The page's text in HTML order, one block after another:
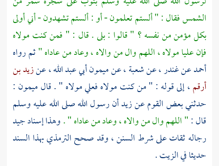
الشمس فقال : " ألستم تعلمون - أو : ألستم تشهدون - أني أولى
بكل مؤمن من نفسه ؟ " قالوا : بلى . قال : " فمن كنت مولاه
فإنعليامولاه ، اللهم وال من والاه ، وعاد من عاداه "ثم رواه
أحمدعنغندر، عنشعبة، عنميمون أبي عبد الله، عنزيد بن
أرقم، إلى قوله : " من كنت مولاهفعليمولاه " . قالميمون :
حدثني بعض القوم عنزيدأن رسول الله صلى الله عليه وسلم
قال :" اللهم وال من والاه ، وعاد من عاداه " .وهذا إسناد جيد
رجاله ثقات على شرط السنن ، وقد صححالترمذيبهذا السند
حديثا في الزيت .